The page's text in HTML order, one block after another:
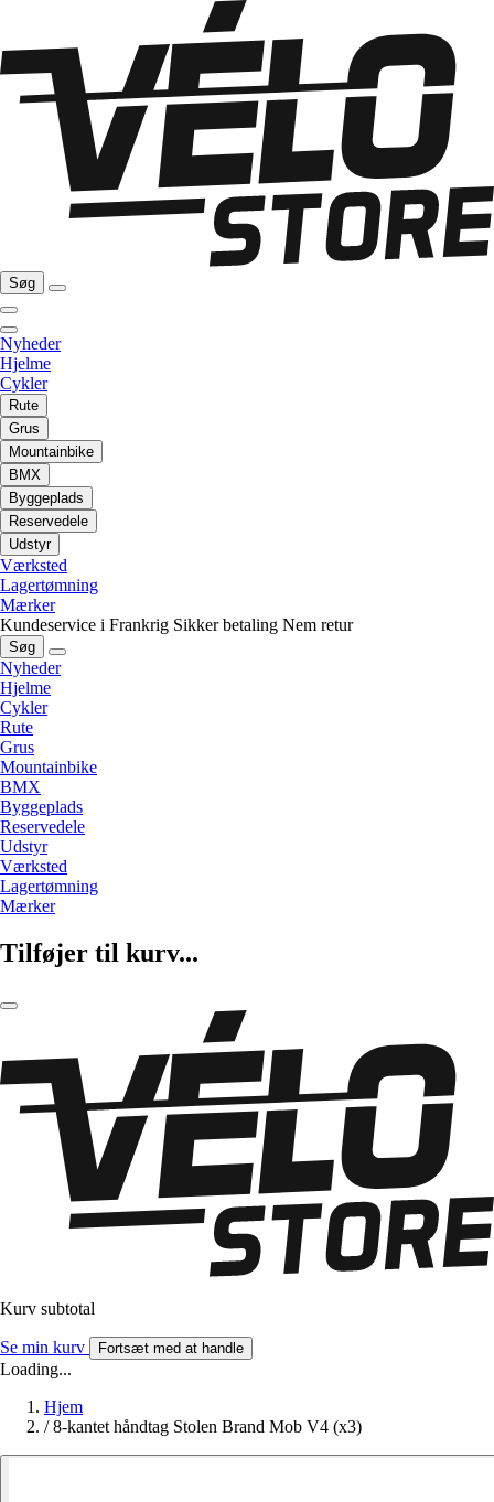
Søg
Nyheder
Hjelme
Cykler
Rute
Grus
Mountainbike
BMX
Byggeplads
Reservedele
Udstyr
Værksted
Lagertømning
Mærker
Kundeservice i Frankrig Sikker betaling Nem retur
Søg
Nyheder
Hjelme
Cykler
Rute
Grus
Mountainbike
BMX
Byggeplads
Reservedele
Udstyr
Værksted
Lagertømning
Mærker
Tilføjer til kurv...
Kurv subtotal
Se min kurv Fortsæt med at handle
Loading...
Hjem
/ 8-kantet håndtag Stolen Brand Mob V4 (x3)